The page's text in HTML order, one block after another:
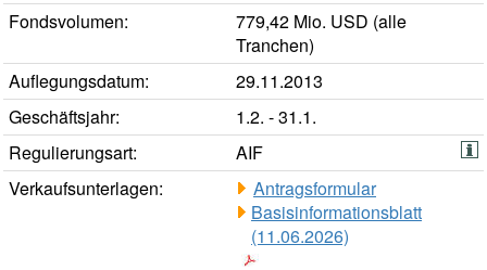
Fondsvolumen:
779,42 Mio. USD (alle
Tranchen)
Auflegungsdatum:
29.11.2013
Geschäftsjahr:
1.2. - 31.1.
Regulierungsart:
AIF
Verkaufsunterlagen:
Antragsformular
Basisinformationsblatt
(11.06.2026)